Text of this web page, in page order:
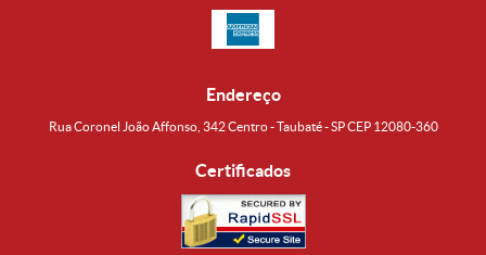
Endereço
Rua Coronel João Affonso, 342 Centro - Taubaté - SP CEP 12080-360
Certificados